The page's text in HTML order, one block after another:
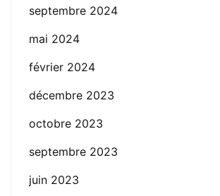
septembre 2024
mai 2024
février 2024
décembre 2023
octobre 2023
septembre 2023
juin 2023